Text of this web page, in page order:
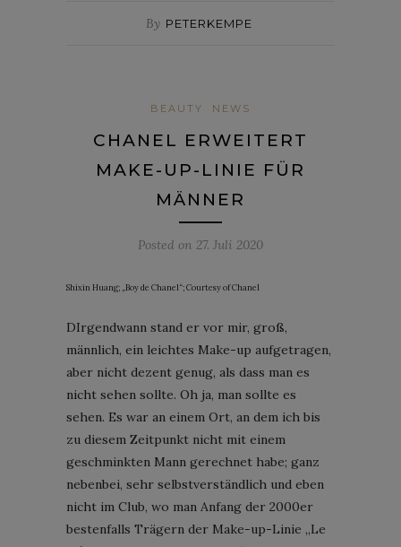
By PETERKEMPE
BEAUTY NEWS
CHANEL ERWEITERT
MAKE-UP-LINIE FÜR
MÄNNER
Posted on 27. Juli 2020
Shixin Huang; „Boy de Chanel“; Courtesy of Chanel
DIrgendwann stand er vor mir, groß,
männlich, ein leichtes Make-up aufgetragen,
aber nicht dezent genug, als dass man es
nicht sehen sollte. Oh ja, man sollte es
sehen. Es war an einem Ort, an dem ich bis
zu diesem Zeitpunkt nicht mit einem
geschminkten Mann gerechnet habe; ganz
nebenbei, sehr selbstverständlich und eben
nicht im Club, wo man Anfang der 2000er
bestenfalls Trägern der Make-up-Linie „Le